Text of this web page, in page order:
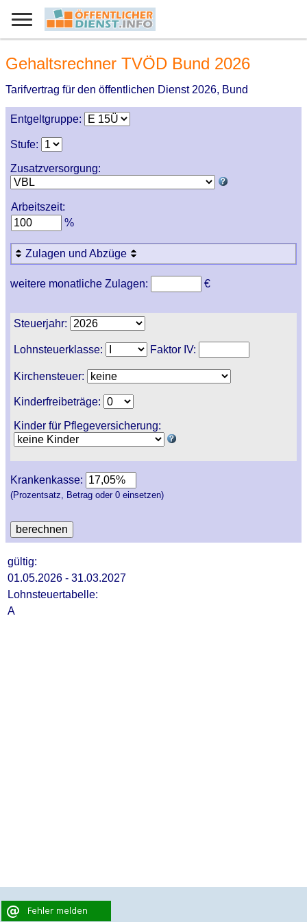
Gehaltsrechner TVÖD Bund 2026
Tarifvertrag für den öffentlichen Dienst 2026, Bund
Entgeltgruppe:
Stufe:
Zusatzversorgung:
Arbeitszeit:
%
Zulagen und Abzüge
weitere monatliche Zulagen: €
Steuerjahr:
Lohnsteuerklasse: Faktor IV:
Kirchensteuer:
Kinderfreibeträge:
Kinder für Pflegeversicherung:
Krankenkasse:
(Prozentsatz, Betrag oder 0 einsetzen)
gültig:
01.05.2026 - 31.03.2027
Lohnsteuertabelle:
A